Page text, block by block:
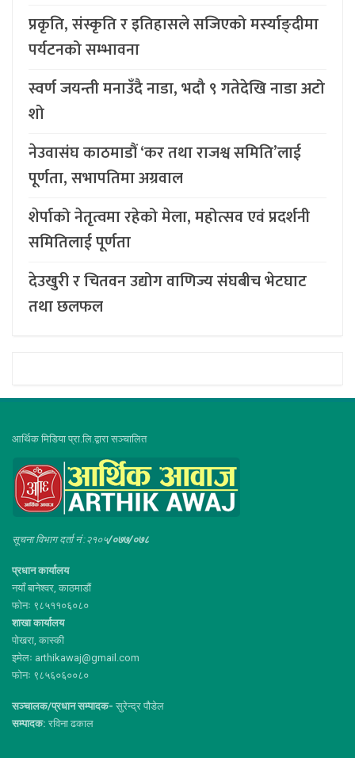
प्रकृति, संस्कृति र इतिहासले सजिएको मर्स्याङ्दीमा
पर्यटनको सम्भावना
स्वर्ण जयन्ती मनाउँदै नाडा, भदौ ९ गतेदेखि नाडा अटो
शो
नेउवासंघ काठमाडौं ‘कर तथा राजश्व समिति’लाई
पूर्णता, सभापतिमा अग्रवाल
शेर्पाको नेतृत्वमा रहेको मेला, महोत्सव एवं प्रदर्शनी
समितिलाई पूर्णता
देउखुरी र चितवन उद्योग वाणिज्य संघबीच भेटघाट
तथा छलफल
आर्थिक मिडिया प्रा.लि.द्वारा सञ्चालित
सूचना विभाग दर्ता नं :२१०५/०७७/०७८
प्रधान कार्यालय
नयाँ बानेश्वर, काठमाडौं
फोनः ९८५११०६०८०
शाखा कार्यालय
पोखरा, कास्की
इमेलः arthikawaj@gmail.com
फोनः ९८५६०६००८०
सञ्चालक/प्रधान सम्पादक- सुरेन्द्र पौडेल
सम्पादक: रविना ढकाल